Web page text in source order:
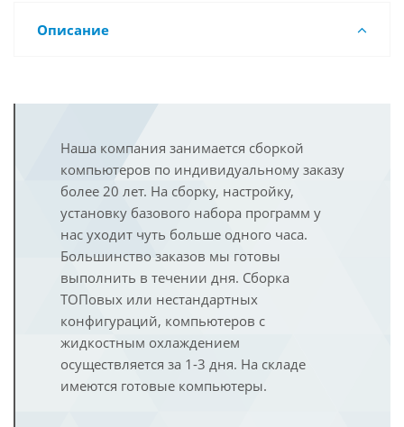
Описание
Наша компания занимается сборкой
компьютеров по индивидуальному заказу
более 20 лет. На сборку, настройку,
установку базового набора программ у
нас уходит чуть больше одного часа.
Большинство заказов мы готовы
выполнить в течении дня. Сборка
ТОПовых или нестандартных
конфигураций, компьютеров с
жидкостным охлаждением
осуществляется за 1-3 дня. На складе
имеются готовые компьютеры.